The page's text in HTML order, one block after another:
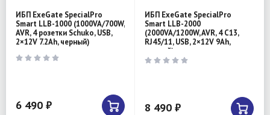
ИБП ExeGate SpecialPro
Smart LLB-1000 (1000VA/700W,
AVR, 4 розетки Schuko, USB,
2×12V 7.2Ah, черный)
6 490 ₽
ИБП ExeGate SpecialPro
Smart LLB-2000
(2000VA/1200W, AVR, 4 C13,
RJ45/11, USB, 2×12V 9Ah,
черный)
8 490 ₽